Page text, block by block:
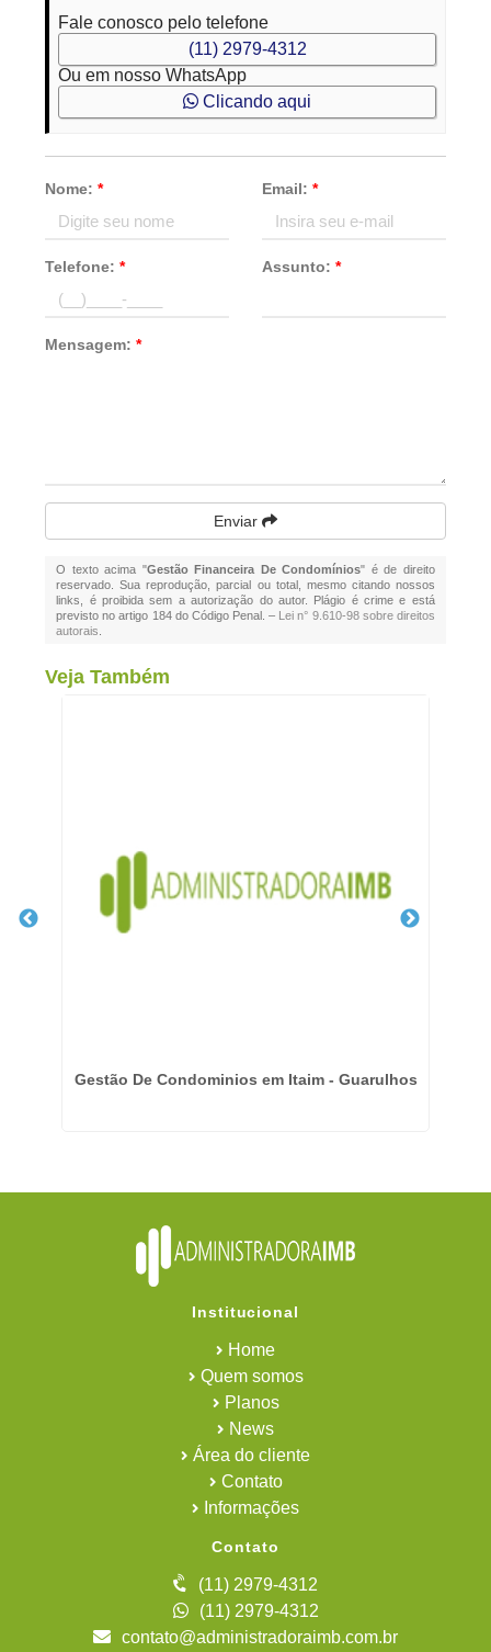
Fale conosco pelo telefone
(11) 2979-4312
Ou em nosso WhatsApp
Clicando aqui
Nome:* Email: *
Telefone:* Assunto: *
Mensagem:*
Enviar
O texto acima "Gestão Financeira De Condomínios" é de direito
reservado. Sua reprodução, parcial ou total, mesmo citando nossos
links, é proibida sem a autorização do autor. Plágio é crime e está
previsto no artigo 184 do Código Penal. – Lei n° 9.610-98 sobre direitos
autorais
Veja Também
Gestão De Condominios em Itaim - Guarulhos
Institucional
Home
Quem somos
Planos
News
Área do cliente
Contato
Informações
Contato
(11) 2979-4312
(11) 2979-4312
contato@administradoraimb.com.br